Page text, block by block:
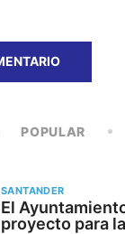
POPULAR
SANTANDER
El
proyecto para